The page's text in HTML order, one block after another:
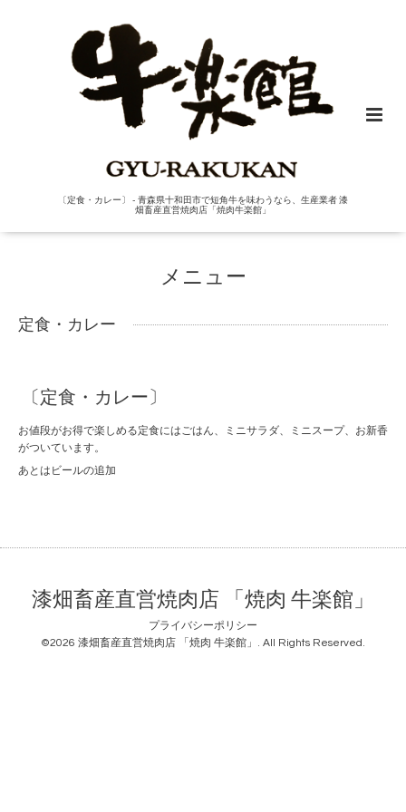
〔定食・カレー〕 - 青森県十和田市で短角牛を味わうなら、生産業者 漆
畑畜産直営焼肉店「焼肉牛楽館」
メニュー
定食・カレー
〔定食・カレー〕
お値段がお得で楽しめる定食にはごはん、ミニサラダ、ミニスープ、お新香
がついています。
あとはビールの追加
漆畑畜産直営焼肉店 「焼肉 牛楽館」
プライバシーポリシー
©2026 漆畑畜産直営焼肉店 「焼肉 牛楽館」 . All Rights Reserved.